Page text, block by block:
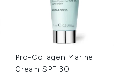
Pro-Collagen Marine
Cream SPF 30